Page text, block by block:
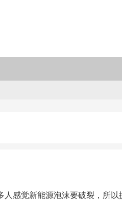
感觉新能源泡沫要破裂，所